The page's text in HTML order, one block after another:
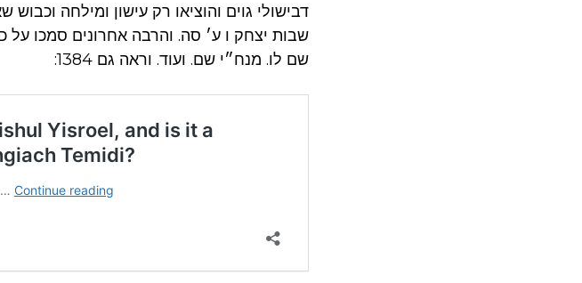
דבישולי גוים והוציאו רק עישון ומילחה
שבות יצחק ו ע׳ סה. והרבה אחרונים סמכו על
שם לו. מנח״י שם. ועוד. וראה גם 1384: